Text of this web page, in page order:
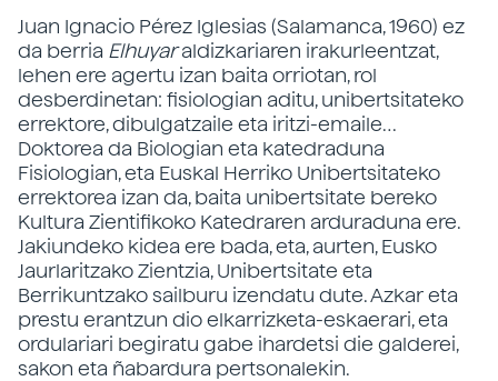
Juan Ignacio Pérez Iglesias (Salamanca, 1960) ez
da berria Elhuyaraldizkariaren irakurleentzat,
lehen ere agertu izan baita orriotan, rol
desberdinetan: fisiologian aditu, unibertsitateko
errektore, dibulgatzaile eta iritzi-emaile…
Doktorea da Biologian eta katedraduna
Fisiologian, eta Euskal Herriko Unibertsitateko
errektorea izan da, baita unibertsitate bereko
Kultura Zientifikoko Katedraren arduraduna ere.
Jakiundeko kidea ere bada, eta, aurten, Eusko
Jaurlaritzako Zientzia, Unibertsitate eta
Berrikuntzako sailburu izendatu dute. Azkar eta
prestu erantzun dio elkarrizketa-eskaerari, eta
ordulariari begiratu gabe ihardetsi die galderei,
sakon eta ñabardura pertsonalekin.